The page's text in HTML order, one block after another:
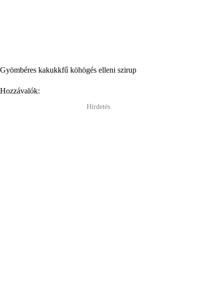
Gyömbéres kakukkfű köhögés elleni szirup
Hozzávalók:
Hirdetés